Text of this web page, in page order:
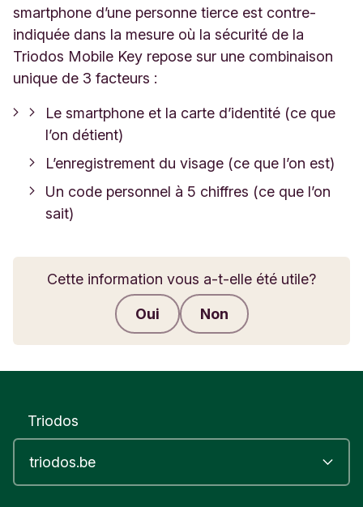
smartphone d’une personne tierce est contre-
indiquée dans la mesure où la sécurité de la
Triodos Mobile Key repose sur une combinaison
unique de 3 facteurs :
Le smartphone et la carte d’identité (ce que
l’on détient)
L’enregistrement du visage (ce que l’on est)
Un code personnel à 5 chiffres (ce que l’on
sait)
Cette information vous a-t-elle été utile?
Oui Non
Triodos